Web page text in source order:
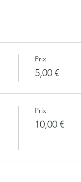
Prix
5,00 €
Prix
10,00 €